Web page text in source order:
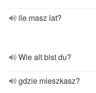
ile masz lat?
Wie alt bist du?
gdzie mieszkasz?